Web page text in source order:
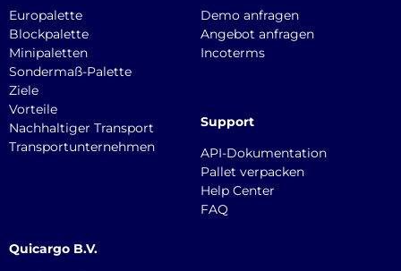
Europalette
Blockpalette
Minipaletten
Sondermaß-Palette
Ziele
Vorteile
Nachhaltiger Transport
Transportunternehmen
Demo anfragen
Angebot anfragen
Incoterms
Support
API-Dokumentation
Pallet verpacken
Help Center
FAQ
Quicargo B.V.